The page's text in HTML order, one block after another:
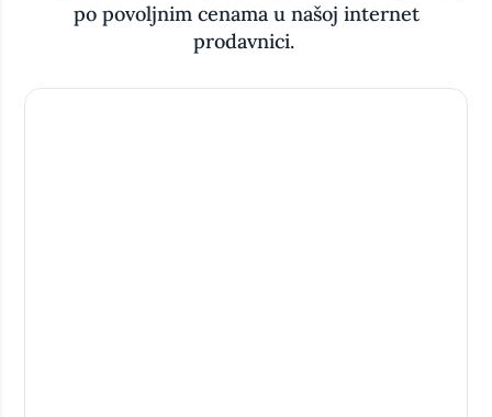
po povoljnim cenama u našoj internet
prodavnici.